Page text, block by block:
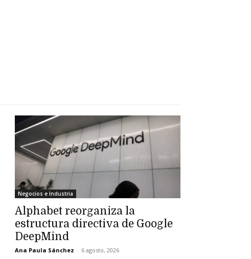
Negocios e Industria
Alphabet reorganiza la
estructura directiva de Google
DeepMind
Ana Paula Sánchez - 6 agosto, 2026